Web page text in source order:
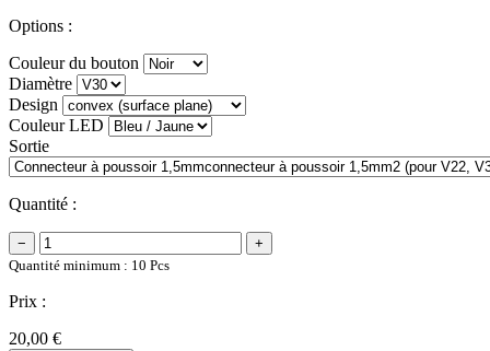
Options :
Couleur du bouton
Diamètre
Design
Couleur LED
Sortie
Quantité :
−
+
Quantité minimum : 10 Pcs
Prix :
20,00 €